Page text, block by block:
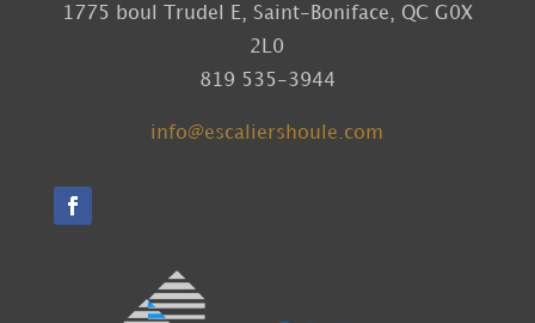
1775 boul Trudel E, Saint-Boniface, QC G0X
2L0
819 535-3944
info@escaliershoule.com